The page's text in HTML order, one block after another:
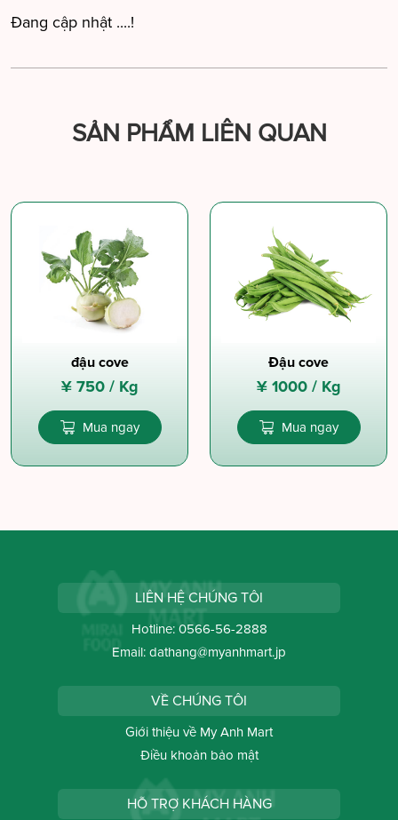
Đang cập nhật ....!
SẢN PHẨM LIÊN QUAN
đậu cove
¥ 750 / Kg
Mua ngay
Đậu cove
¥ 1000 / Kg
Mua ngay
LIÊN HỆ CHÚNG TÔI
Hotline: 0566-56-2888
Email: dathang@myanhmart.jp
VỀ CHÚNG TÔI
Giới thiệu về My Anh Mart
Điều khoản bảo mật
HỖ TRỢ KHÁCH HÀNG